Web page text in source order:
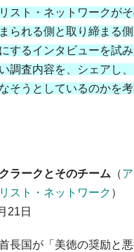
スト・ネットワークが
られる側と取り締まる
するインタビューを試
調査内容を、シェアし
そうとしているのかを
ラークとそのチーム （
スト・ネットワーク ）
21日
長国が「美徳の奨励と悪